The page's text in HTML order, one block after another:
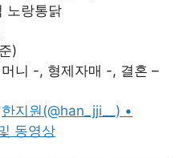
노랑통닭
)
니 -, 형제자매 -, 결혼 –
한지원(@han_jji__) •
동영상